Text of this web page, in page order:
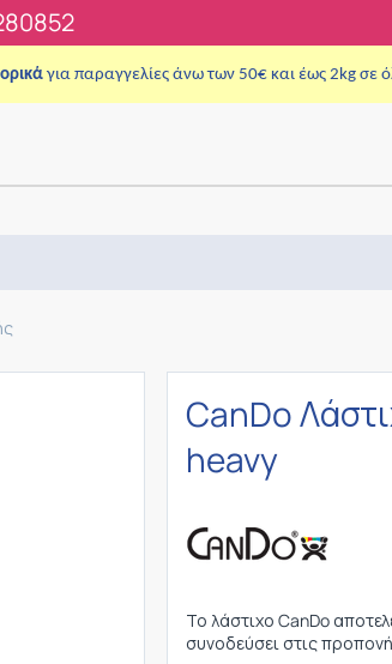
για παραγγελίες άνω των 50€ και έως 2kg σε
CanDo
heavy
Το λάστιχο CanDo
συνοδεύσει στις